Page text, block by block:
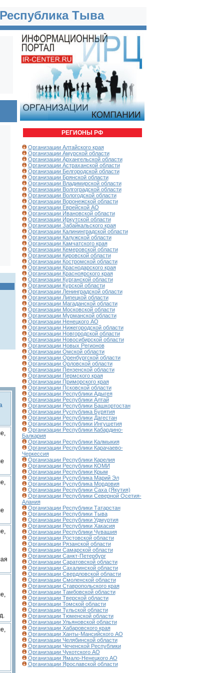
Тыва
РЕГИОНЫ РФ
Организации Алтайского края
Организации Амурской области
Организации Архангельской области
Организации Астраханской области
Организации Белгородской области
Организации Брянской области
Организации Владимирской области
Организации Волгоградской области
Организации Вологодской области
Организации Воронежской области
Организации Еврейской АО
Организации Ивановской области
Организации Иркутской области
Организации Забайкальского края
Организации Калининградской области
Организации Калужской области
Организации Камчатского края
Организации Кемеровской области
Организации Кировской области
Организации Костромской области
Организации Краснодарского края
Организации Красноярского края
Организации Курганской области
Организации Курской области
Организации Ленинградской области
Организации Липецкой области
Организации Магаданской области
Организации Московской области
Организации Мурманской области
Организации Ненецкого АО
Организации Нижегородской области
Организации Новгородской области
Организации Новосибирской области
Организации Новых Регионов
Организации Омской области
Организации Оренбургской области
Организации Орловской области
Организации Пензенской области
Организации Пермского края
Организации Приморского края
Организации Псковской области
Организации Республики Адыгея
Организации Республики Алтай
Организации Республики Башкортостан
Организации Руспублика Бурятия
Организации Республики Дагестан
Организации Республики Ингушетия
Организации Республики Кабардино-
Балкария
Организации Республики Калмыкия
Организации Республики Карачаево-
Черкессия
Организации Республики Карелия
Организации Республики КОМИ
Организации Республики Крым
Организации Руспублика Марий Эл
Организации Руспублика Мордовия
Организации Республики Саха (Якутия)
Организации Республики Северной Осетия-
Алания
Организации Республики Татарстан
Организации Республики Тыва
Организации Республики Удмуртия
Организации Республики Хакасия
Организации Республики Чувашия
Организации Ростовской области
Организации Рязанской области
Организации Самарской области
Организации Санкт-Петербург
Организации Саратовской области
Организации Сахалинской области
Организации Свердловской области
Организации Смоленской области
Организации Ставропольского края
Организации Тамбовской области
Организации Тверской области
Организации Томской области
Организации Тульской области
Организации Тюменской области
Организации Ульяновской области
Организации Хабаровского края
Организации Ханты-Мансийского АО
Организации Челябинской области
Организации Чеченской Республики
Организации Чукотского АО
Организации Ямало-Ненецкого АО
Организации Ярославской области